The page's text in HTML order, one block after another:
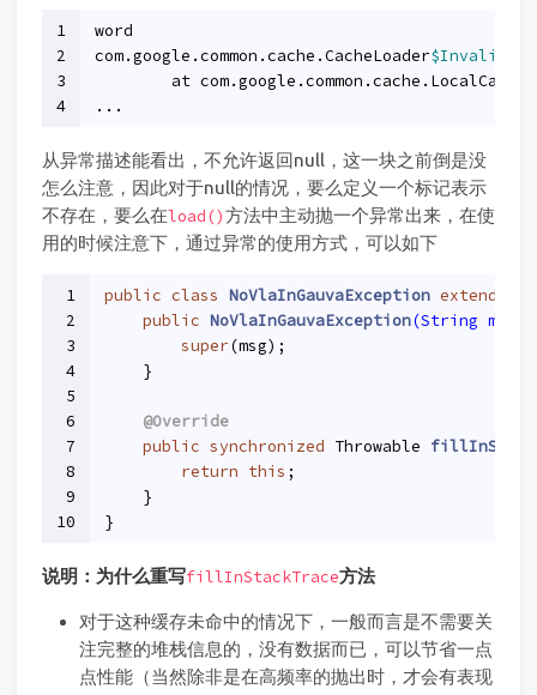
1
2
3
4
word
com.google.common.cache.CacheLoader
	at com.google.common.cache.LocalCache
...
从异常描述能看出，不允许返回null，这一块之前倒是没
怎么注意，因此对于null的情况，要么定义一个标记表示
不存在，要么在load()方法中主动抛一个异常出来，在使
用的时候注意下，通过异常的使用方式，可以如下
1
2
3
4
5
6
7
8
9
10
public class NoVlaInGauvaException extends
public NoVlaInGauvaException(String msg)
super(msg);
    }
@Override
public synchronized Throwable
return this ;
    }
}
说明：为什么重写fillInStackTrace方法
对于这种缓存未命中的情况下，一般而言是不需要关
注完整的堆栈信息的，没有数据而已，可以节省一点
点性能（当然除非是在高频率的抛出时，才会有表现